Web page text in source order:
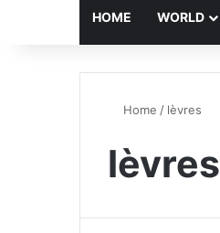
HOME WORLD
Home / lèvres
lèvres